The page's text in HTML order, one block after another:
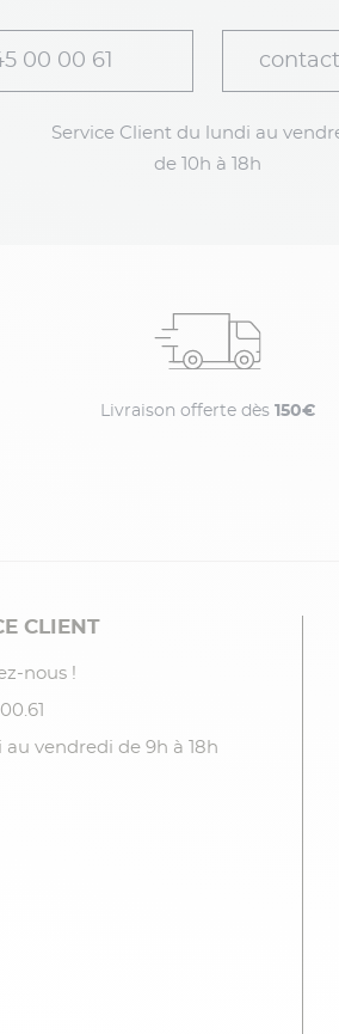
00 00 61
Service Client du lundi au
de 10h à 18h
Livraison offerte dès 150€
CLIENT
nous !
au vendredi de 9h à 18h